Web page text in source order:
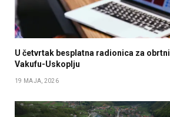
U četvrtak besplatna radionica za
Vakufu-Uskoplju
19 MAJA, 2026